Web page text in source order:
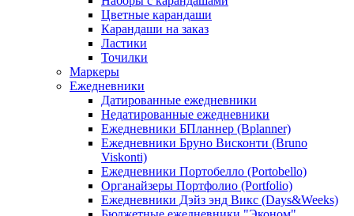
Цветные карандаши
Карандаши на заказ
Ластики
Точилки
Маркеры
Ежедневники
Датированные ежедневники
Недатированные ежедневники
Ежедневники БПланнер (Bplanner)
Ежедневники Бруно Висконти (Bruno
Viskonti)
Ежедневники Портобелло (Portobello)
Органайзеры Портфолио (Portfolio)
Ежедневники Дэйз энд Викс (Days&Weeks)